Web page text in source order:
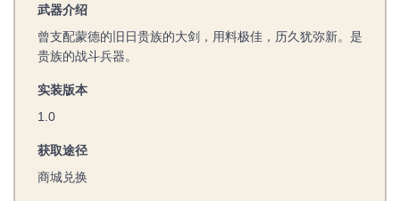
武器介绍
曾支配蒙德的旧日贵族的大剑，用料极佳，历久犹弥新。是
贵族的战斗兵器。
实装版本
1.0
获取途径
商城兑换